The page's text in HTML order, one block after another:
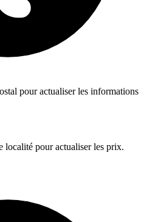
pour actualiser les informations
localité pour actualiser les prix.